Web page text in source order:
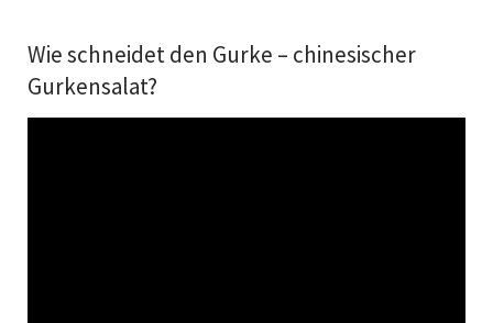
Wie schneidet den Gurke – chinesischer
Gurkensalat?